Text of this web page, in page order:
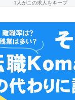
1 人がこの求人をキープ